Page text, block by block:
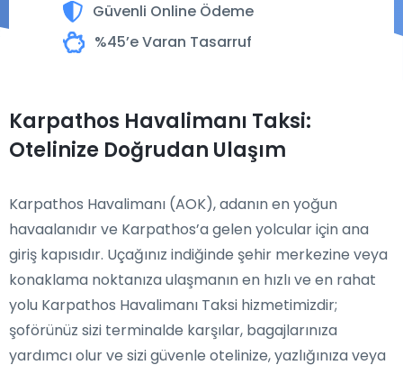
Güvenli Online Ödeme
%45’e Varan Tasarruf
Karpathos Havalimanı Taksi:
Otelinize Doğrudan Ulaşım
Karpathos Havalimanı (AOK), adanın en yoğun
havaalanıdır ve Karpathos’a gelen yolcular için ana
giriş kapısıdır. Uçağınız indiğinde şehir merkezine veya
konaklama noktanıza ulaşmanın en hızlı ve en rahat
yolu Karpathos Havalimanı Taksi hizmetimizdir;
şoförünüz sizi terminalde karşılar, bagajlarınıza
yardımcı olur ve sizi güvenle otelinize, yazlığınıza veya